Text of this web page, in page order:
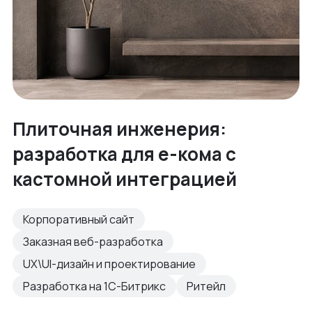
Плиточная инженерия:
разработка для е-кома с
кастомной интеграцией
Корпоративный сайт
Заказная веб-разработка
UX\UI-дизайн и проектирование
Разработка на 1С-Битрикс
Ритейл